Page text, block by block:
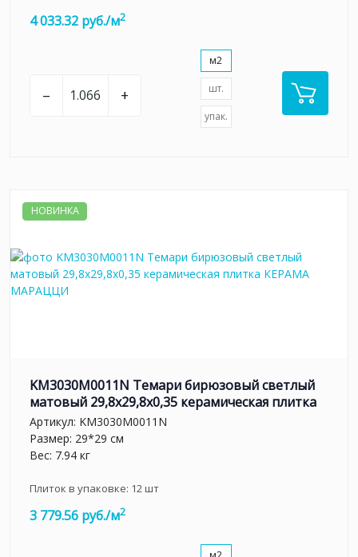
4 033.32 руб./м2
– +
м2
шт.
упак.
НОВИНКА
KM3030M0011N Темари бирюзовый светлый
матовый 29,8x29,8x0,35 керамическая плитка
Артикул: KM3030M0011N
Размер: 29*29 см
Вес: 7.94 кг
Плиток в упаковке: 12шт
3 779.56 руб./м2